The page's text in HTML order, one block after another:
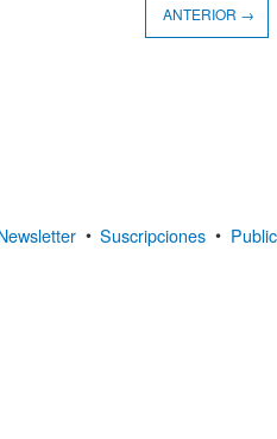
ANTERIOR →
• Suscripciones •